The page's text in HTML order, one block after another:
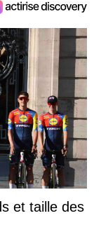
et taille des